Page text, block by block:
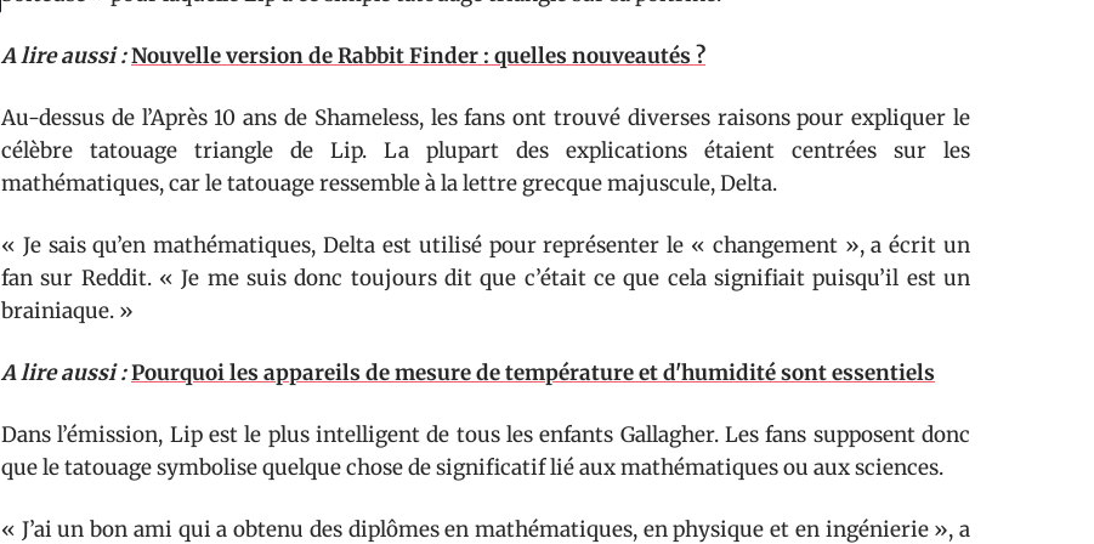
A lire aussi :Nouvelle version de Rabbit Finder : quelles nouveautés ?
Au-dessus de l’Après 10 ans de Shameless, les fans ont trouvé diverses raisons pour expliquer le
célèbre tatouage triangle de Lip. La plupart des explications étaient centrées sur les
mathématiques, car le tatouage ressemble à la lettre grecque majuscule, Delta.
« Je sais qu’en mathématiques, Delta est utilisé pour représenter le « changement », a écrit un
fan sur Reddit. « Je me suis donc toujours dit que c’était ce que cela signifiait puisqu’il est un
brainiaque. »
A lire aussi :Pourquoi les appareils de mesure de température et d'humidité sont essentiels
Dans l’émission, Lip est le plus intelligent de tous les enfants Gallagher. Les fans supposent donc
que le tatouage symbolise quelque chose de significatif lié aux mathématiques ou aux sciences.
« J’ai un bon ami qui a obtenu des diplômes en mathématiques, en physique et en ingénierie », a